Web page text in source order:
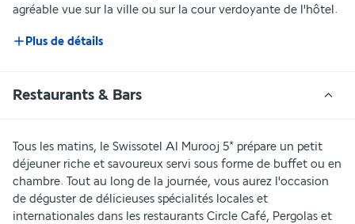
agréable vue sur la ville ou sur la cour verdoyante de l'hôtel.
Plus de détails
Restaurants & Bars
Tous les matins, le Swissotel Al Murooj 5* prépare un petit
déjeuner riche et savoureux servi sous forme de buffet ou en
chambre. Tout au long de la journée, vous aurez l'occasion
de déguster de délicieuses spécialités locales et
internationales dans les restaurants Circle Café, Pergolas et